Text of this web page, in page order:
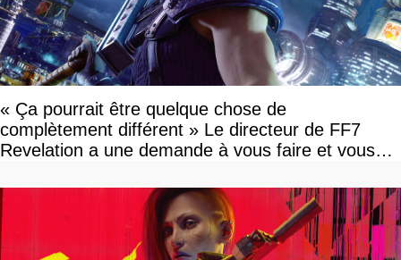
« Ça pourrait être quelque chose de
complètement différent » Le directeur de FF7
Revelation a une demande à vous faire et vous